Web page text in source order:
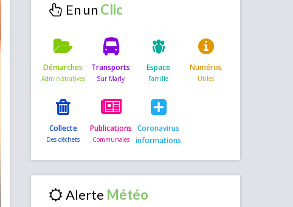
En un
Démarches Transports Espace Numéros
Collecte Publications Coronavirus
informations
Alerte